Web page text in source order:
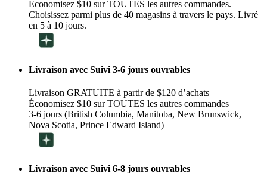
Économisez $10 sur TOUTES les autres commandes.
Choisissez parmi plus de 40 magasins à travers le pays. Livré
en 5 à 10 jours.
Livraison avec Suivi 3-6 jours ouvrables
Livraison GRATUITE à partir de $120 d’achats
Économisez $10 sur TOUTES les autres commandes
3-6 jours (British Columbia, Manitoba, New Brunswick,
Nova Scotia, Prince Edward Island)
Livraison avec Suivi 6-8 jours ouvrables